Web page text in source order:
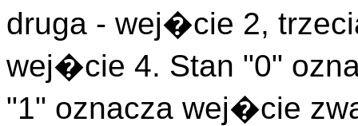
druga - wej�cie 2,
wej�cie 4. Stan "0"
"1" oznacza wej�cie